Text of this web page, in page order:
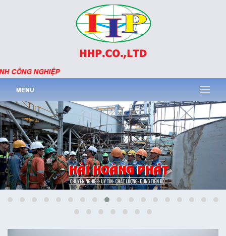
CÔNG NGHIỆP
MENU